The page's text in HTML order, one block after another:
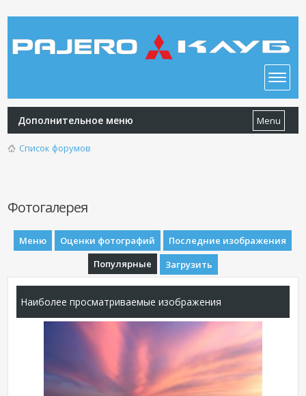
Дополнительное меню Menu
Список форумов
Фотогалерея
Меню Оценки фотографий
Последние изображения
Популярные
Загрузить
Наиболее просматриваемые изображения